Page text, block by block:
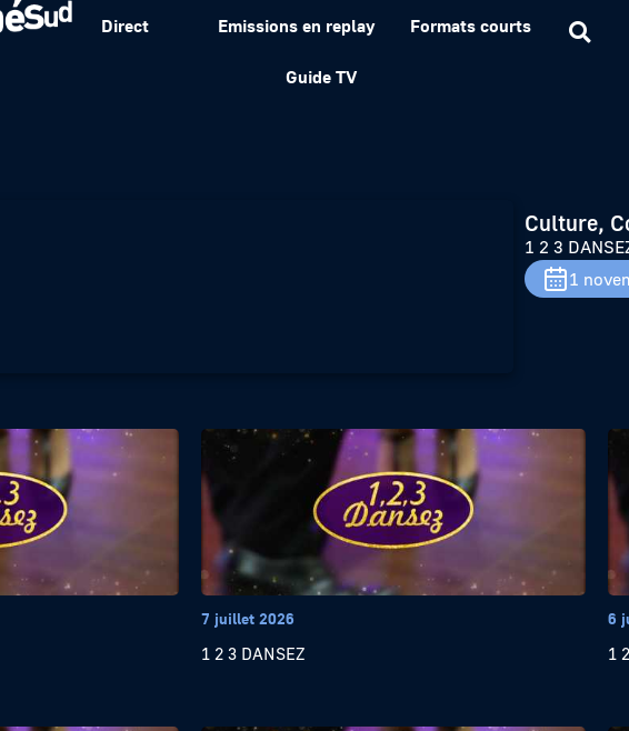
Direct Emissions en replay Formats courts
Guide TV
Culture,
1 2 3
1
7 juillet 2026
1 2 3 DANSEZ
6
1